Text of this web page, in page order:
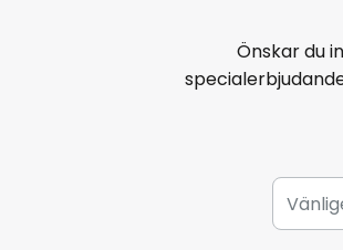
Önskar du